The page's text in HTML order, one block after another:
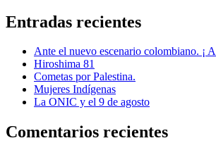
Entradas recientes
Ante el nuevo escenario colombiano. ¡
Hiroshima 81
Cometas por Palestina.
Mujeres Indígenas
La ONIC y el 9 de agosto
Comentarios recientes